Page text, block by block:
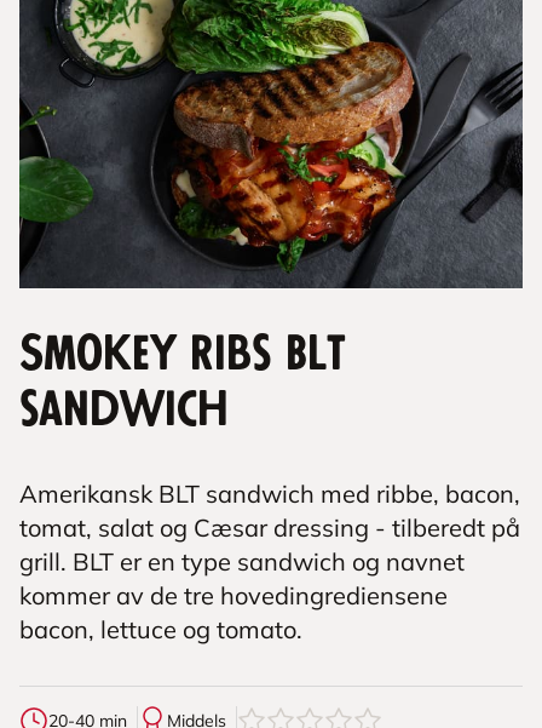
Smokey Ribs BLT
sandwich
Amerikansk BLT sandwich med ribbe, bacon,
tomat, salat og Cæsar dressing - tilberedt på
grill. BLT er en type sandwich og navnet
kommer av de tre hovedingrediensene
bacon, lettuce og tomato.
20-40 min Middels 0av5stjerner